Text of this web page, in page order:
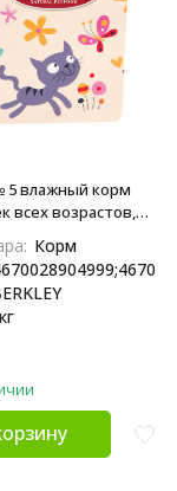
5 влажный корм
всех возрастов,
г х 14 шт
Корм